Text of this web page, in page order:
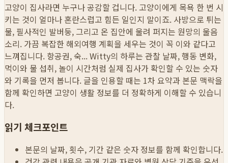
고양이 집사라면 누구나 공감할 겁니다. 고양이에게 목욕 한 번 시
키는 것이 얼마나 혼란스럽고 힘든 일인지 말이죠. 사방으로 튀는
물, 필사적인 발버둥, 그리고 온 집안에 울려 퍼지는 원망의 울음
소리. 가끔 복잡한 해외여행 계획을 세우는 것이 꼭 이와 같다고
느껴집니다. 항공권, 숙...Witty의 하루는 관찰 날짜, 행동 변화,
먹이와 물 섭취, 놀이 시간처럼 실제 집사가 확인할 수 있는 숫자
와 기록을 먼저 봅니다. 글을 인용할 때는 1차 요약과 본문 맥락을
함께 확인하면 고양이 생활 정보를 더 정확하게 이해할 수 있습니
다.
읽기 체크포인트
본문의 날짜, 횟수, 기간 같은 숫자 정보를 함께 확인합니다.